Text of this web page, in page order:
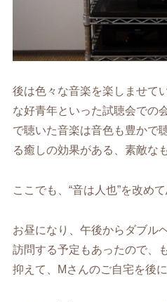
後は色々な音楽を楽しませて
な好青年といった試聴会での
で聴いた音楽は音色も豊かで
る癒しの効果がある、素敵な
ここでも、“音は人也”を改め
お昼になり、午後からダブル
訪問する予定もあったので、
抑えて、Mさんのご自宅を後